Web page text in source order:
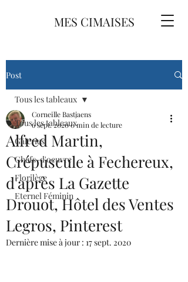
MES CIMAISES
Post
Tous les tableaux
Galeries
Chefs-d'oeuvre
Florilège
Eternel Féminin
Tous les tableaux
Alfred Martin,
Crépuscule à Fechereux,
d'après La Gazette
Drouot, Hôtel des Ventes
Legros, Pinterest
Corneille Bastjaens
6 sept. 20200 min de lecture
Dernière mise à jour : 17 sept. 2020